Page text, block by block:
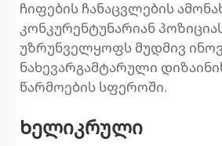
ჩიფების ჩანაცვლების
კონკურენტუნარიან
უზრუნველყოფს მუდმივ
ნახევარგამტარული
წარმოების სფეროში.
Ხელიკრული